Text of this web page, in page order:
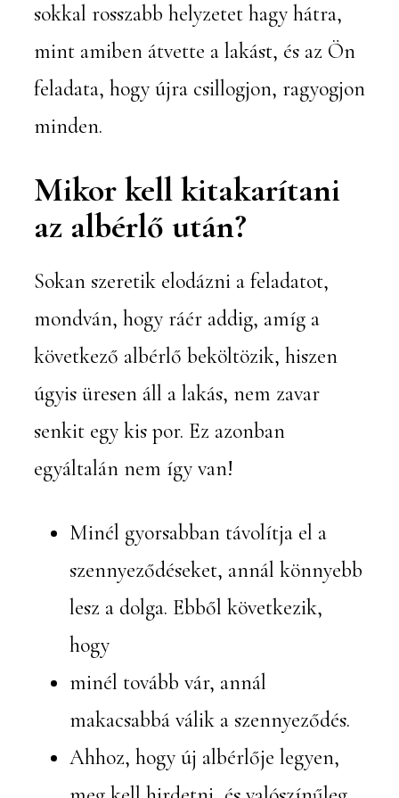
sokkal rosszabb helyzetet hagy hátra,
mint amiben átvette a lakást, és az Ön
feladata, hogy újra csillogjon, ragyogjon
minden.
Mikor kell kitakarítani
az albérlő után?
Sokan szeretik elodázni a feladatot,
mondván, hogy ráér addig, amíg a
következő albérlő beköltözik, hiszen
úgyis üresen áll a lakás, nem zavar
senkit egy kis por. Ez azonban
egyáltalán nem így van!
Minél gyorsabban távolítja el a
szennyeződéseket, annál könnyebb
lesz a dolga. Ebből következik,
hogy
minél tovább vár, annál
makacsabbá válik a szennyeződés.
Ahhoz, hogy új albérlője legyen,